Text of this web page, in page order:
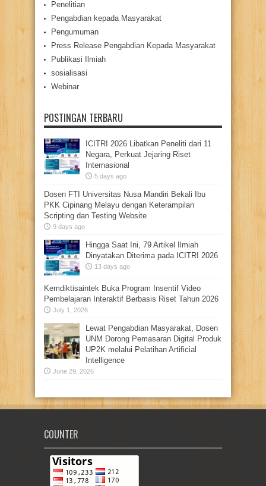
Penelitian
Pengabdian kepada Masyarakat
Pengumuman
Press Release Pengabdian Kepada Masyarakat
Publikasi Ilmiah
sosialisasi
Webinar
POSTINGAN TERBARU
ICITRI 2026 Libatkan Peneliti dari 11
Negara, Perkuat Jejaring Riset
Internasional
5 days ago
Dosen FTI Universitas Nusa Mandiri Bekali Ibu
PKK Cipinang Melayu dengan Keterampilan
Scripting dan Testing Website
9 days ago
Hingga Saat Ini, 79 Artikel Ilmiah
Dinyatakan Diterima pada ICITRI 2026
13 days ago
Kemdiktisaintek Buka Program Insentif Video
Pembelajaran Interaktif Berbasis Riset Tahun 2026
July 1, 2026
Lewat Pengabdian Masyarakat, Dosen
UNM Dorong Pemasaran Digital Produk
UP2K melalui Pelatihan Artificial
Intelligence
June 29, 2026
COUNTER